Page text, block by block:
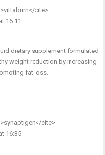
vittaburn</cite>
16:11
dietary supplement formulated
weight reduction by increasing
fat loss.
synaptigen</cite>
16:35